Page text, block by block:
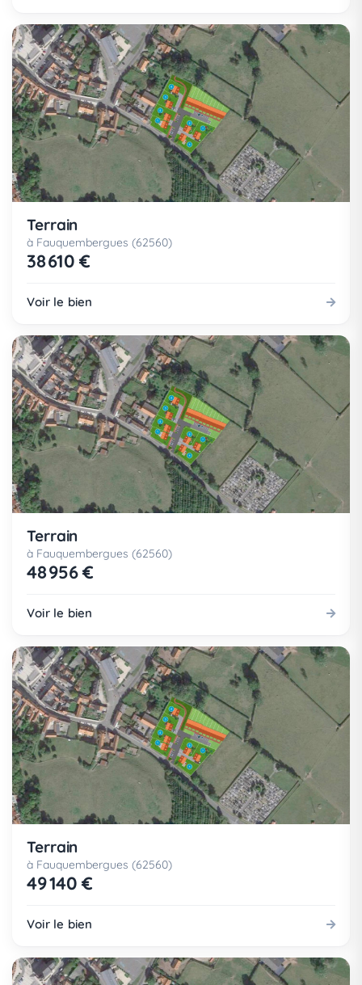
Terrain
à Fauquembergues (62560)
38 610 €
Voir le bien
Terrain
à Fauquembergues (62560)
48 956 €
Voir le bien
Terrain
à Fauquembergues (62560)
49 140 €
Voir le bien